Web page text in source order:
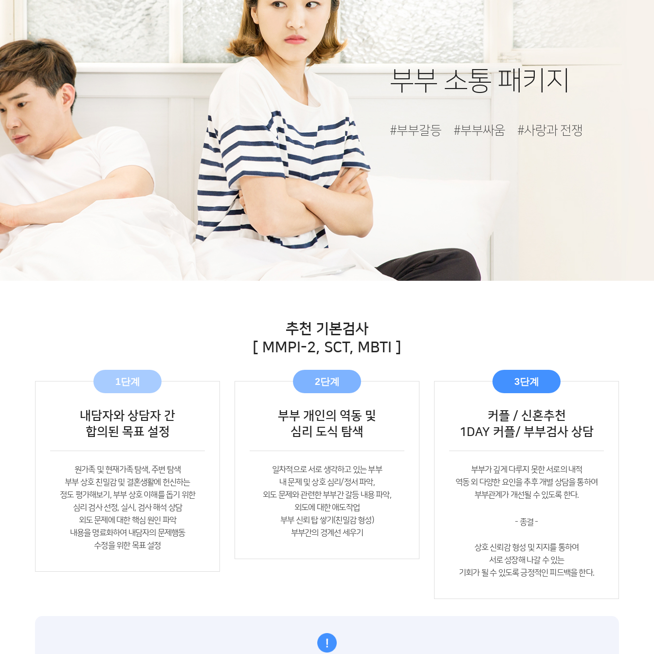
부부 소통 패키지
#부부갈등 #부부싸움 #사랑과 전쟁
추천 기본검사
[ MMPI-2, SCT, MBTI ]
1단계
내담자와 상담자 간
합의된 목표 설정
원가족 및 현재가족 탐색, 주변 탐색
부부 상호 친밀감 및 결혼생활에 헌신하는
정도 평가해보기, 부부 상호 이해를 돕기 위한
심리 검사 선정, 실시, 검사 해석 상담
외도 문제에 대한 핵심 원인 파악
내용을 명료화하여 내담자의 문제행동
수정을 위한 목표 설정
2단계
부부 개인의 역동 및
심리 도식 탐색
일차적으로 서로 생각하고 있는 부부
내 문제 및 상호 심리/정서 파악,
외도 문제와 관련한 부부간 갈등 내용 파악,
외도에 대한 애도작업
부부 신뢰 탑 쌓기(친밀감 형성)
부부간의 경계선 세우기
3단계
커플 / 신혼추천
1DAY 커플/ 부부검사 상담
부부가 깊게 다루지 못한 서로의 내적
역동 외 다양한 요인을 추후 개별 상담을 통하여
부부관계가 개선될 수 있도록 한다.
- 종결 -
상호 신뢰감 형성 및 지지를 통하여
서로 성장해 나갈 수 있는
기회가 될 수 있도록 긍정적인 피드백을 한다.